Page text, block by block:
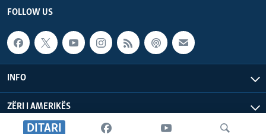
DITARI
FOLLOW US
INFO
ZËRI I AMERIKËS